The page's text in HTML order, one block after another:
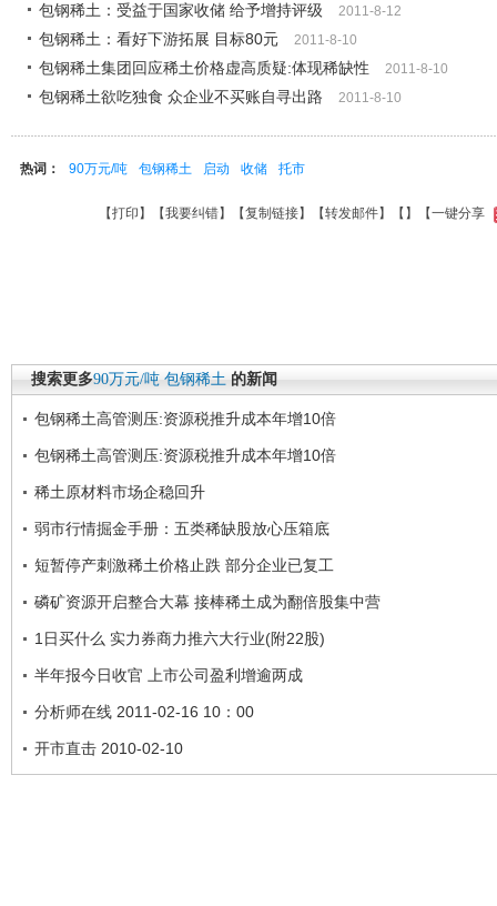
包钢稀土：受益于国家收储 给予增持评级 2011-8-12
包钢稀土：看好下游拓展 目标80元 2011-8-10
包钢稀土集团回应稀土价格虚高质疑:体现稀缺性 2011-8-10
包钢稀土欲吃独食 众企业不买账自寻出路 2011-8-10
热词： 90万元/吨 包钢稀土 启动 收储 托市
【打印 】【我要纠错】【复制链接】【转发邮件】【 】 【一键分享
搜索更多90万元/吨 包钢稀土 的新闻
包钢稀土高管测压:资源税推升成本年增10倍
包钢稀土高管测压:资源税推升成本年增10倍
稀土原材料市场企稳回升
弱市行情掘金手册：五类稀缺股放心压箱底
短暂停产刺激稀土价格止跌 部分企业已复工
磷矿资源开启整合大幕 接棒稀土成为翻倍股集中营
1日买什么 实力券商力推六大行业(附22股)
半年报今日收官 上市公司盈利增逾两成
分析师在线 2011-02-16 10：00
开市直击 2010-02-10